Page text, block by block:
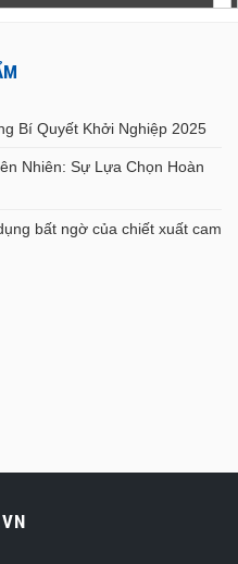
Bí Quyết Khởi Nghiệp 2025
Nhiên: Sự Lựa Chọn Hoàn
bất ngờ của chiết xuất cam